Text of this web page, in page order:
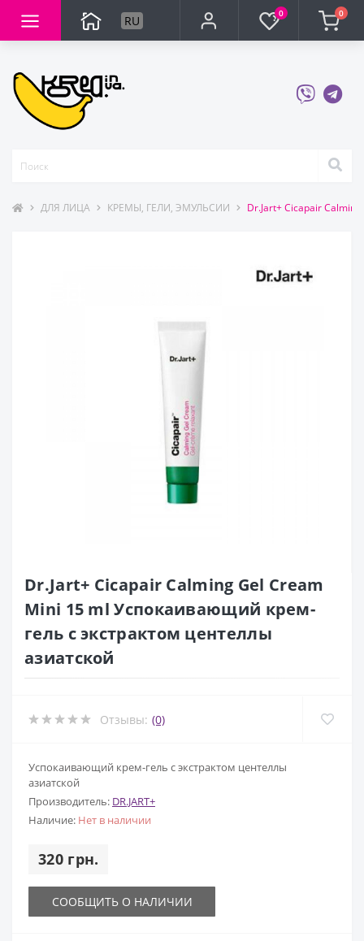
RU 0 0
ДЛЯ ЛИЦА КРЕМЫ, ГЕЛИ, ЭМУЛЬСИИ Dr.Jart+ Cicapair
Dr.Jart+ Cicapair Calming Gel Cream
Mini 15 ml Успокаивающий крем-
гель с экстрактом центеллы
азиатской
Отзывы: (0)
Успокаивающий крем-гель с экстрактом центеллы
азиатской
Производитель: DR.JART+
Наличие: Нет в наличии
320 грн.
СООБЩИТЬ О НАЛИЧИИ